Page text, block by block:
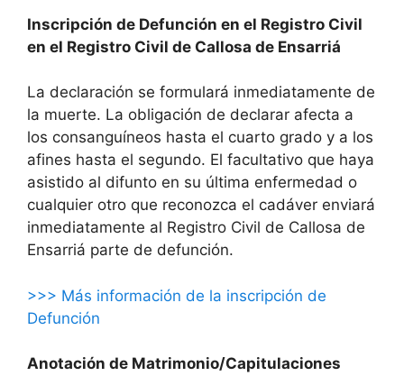
Inscripción de Defunción en el Registro Civil
en el Registro Civil de Callosa de Ensarriá
La declaración se formulará inmediatamente de
la muerte. La obligación de declarar afecta a
los consanguíneos hasta el cuarto grado y a los
afines hasta el segundo. El facultativo que haya
asistido al difunto en su última enfermedad o
cualquier otro que reconozca el cadáver enviará
inmediatamente al Registro Civil de Callosa de
Ensarriá parte de defunción.
>>> Más información de la inscripción de
Defunción
Anotación de Matrimonio/Capitulaciones